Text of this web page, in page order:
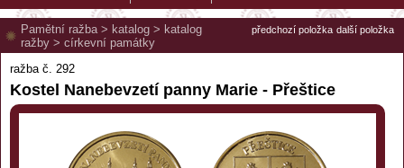
předchozí položka další položka
Pamětní ražba> katalog > katalog
ražby > církevní památky
ražba č. 292
Kostel Nanebevzetí panny Marie - Přeštice